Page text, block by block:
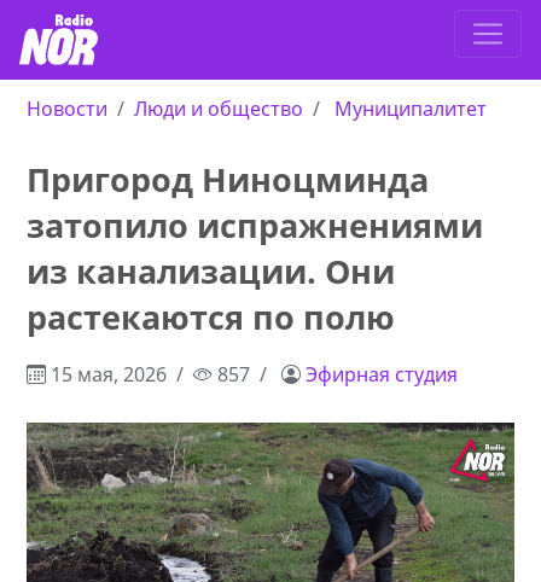
Новости Люди и общество Муниципалитет
Пригород Ниноцминда
затопило испражнениями
из канализации. Они
растекаются по полю
15 мая, 2026 857 Эфирная студия